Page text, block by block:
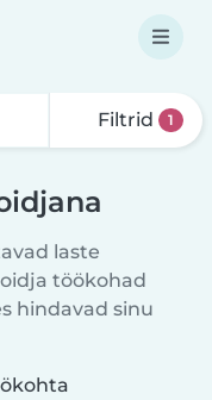
Filtrid 1
laste
töökohad
hindavad sinu